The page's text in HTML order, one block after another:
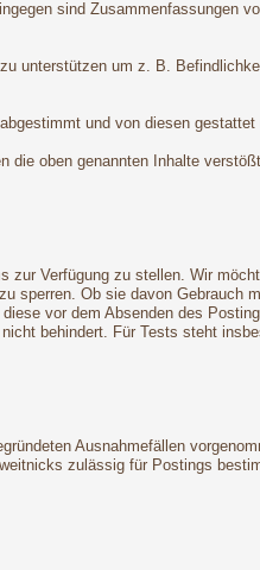
sind Zusammenfassungen
unterstützen um z. B.
und von diesen gestattet
oben genannten Inhalte
Verfügung zu stellen. Wir
Ob sie davon Gebrauch
vor dem Absenden des
behindert. Für Tests steht
Ausnahmefällen
zulässig für Postings